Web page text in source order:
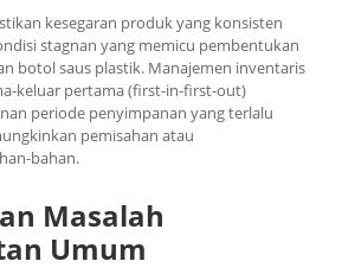
kesegaran produk yang konsisten
stagnan yang memicu pembentukan
botol saus plastik. Manajemen inventaris
keluar pertama (first-in-first-out)
periode penyimpanan yang terlalu
pemisahan atau
bahan.
Masalah
Umum